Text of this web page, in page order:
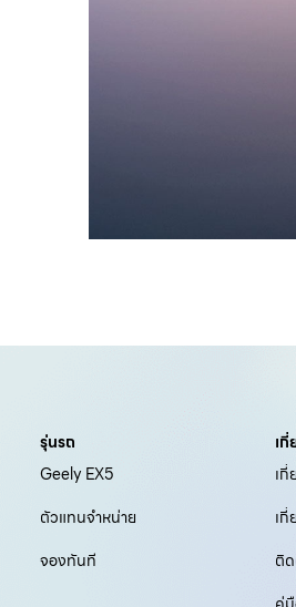
รุ่นรถ
Geely EX5
ตัวแทนจำหน่าย
จองทันที
เกี่
เ
เ
ติ